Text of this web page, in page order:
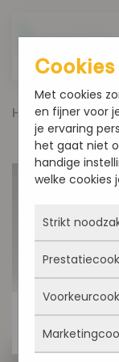
Home
Spelt
Cookies
Met cookies
en fijner voor
je ervaring
het gaat niet
handige
welke cookies
Strikt
Deze
überhaupt
kunnen niet
ze alleen
inloggen,
Met deze
bezocht
komen en
kunnen we
Deze